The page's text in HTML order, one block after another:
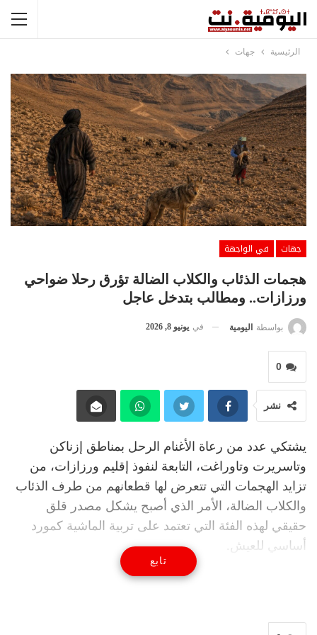
الرئيسية جهات
جهات
في الواجهة
هجمات الذئاب والكلاب الضالة تؤرق رحلا ضواحي
ورزازات.. ومطالب بتدخل عاجل
بواسطة اليومية في يونيو 8, 2026
0
نشر
يشتكي عدد من رعاة الأغنام الرحل بمناطق إزناكن
وتاسريرت وتاوراغت، التابعة لنفوذ إقليم ورزازات، من
تزايد الهجمات التي تتعرض لها قطعانهم من طرف الذئاب
والكلاب الضالة، الأمر الذي أصبح يشكل مصدر قلق
حقيقي لهذه الفئة التي تعتمد على تربية الماشية كمورد
أساسي للعيش.
ووفق تصريحات متطابقة استقتها جريدة “العمق” من عدد
تابع